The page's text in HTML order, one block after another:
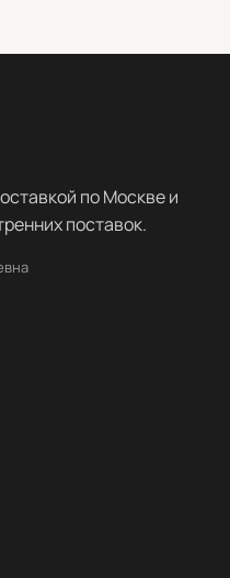
по Москве и
поставок.